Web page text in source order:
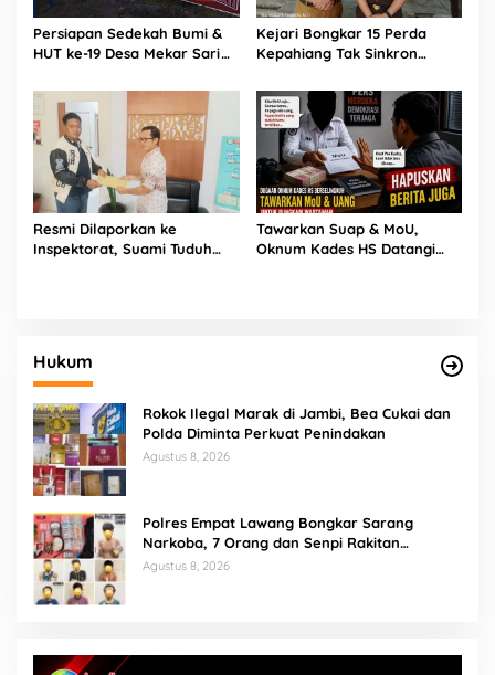
Persiapan Sedekah Bumi &
HUT ke-19 Desa Mekar Sari
Ada Wayang Kulit Besok
Kejari Bongkar 15 Perda
Kepahiang Tak Sinkron
Zurdi Nata: Siap Revisi
Hingga Cabut!
Resmi Dilaporkan ke
Inspektorat, Suami Tuduh
Tawarkan Suap & MoU,
Oknum Kades HS Datangi
Hukum
Rokok Ilegal Marak di Jambi, Bea Cukai dan
Polda Diminta Perkuat Penindakan
Agustus 8, 2026
Polres Empat Lawang Bongkar Sarang
Narkoba, 7 Orang dan Senpi Rakitan
Diamankan
Agustus 8, 2026